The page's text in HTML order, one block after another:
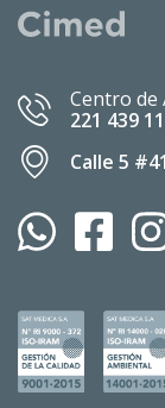
Centro de
221 439
Calle 5